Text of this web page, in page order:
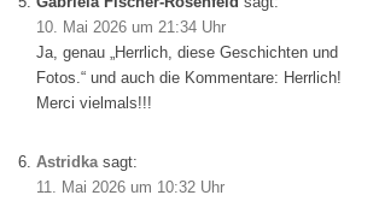
10. Mai 2026 um 21:34 Uhr
Ja, genau „Herrlich, diese Geschichten und
Fotos.“ und auch die Kommentare: Herrlich!
Merci vielmals!!!
Astridka sagt:
11. Mai 2026 um 10:32 Uhr